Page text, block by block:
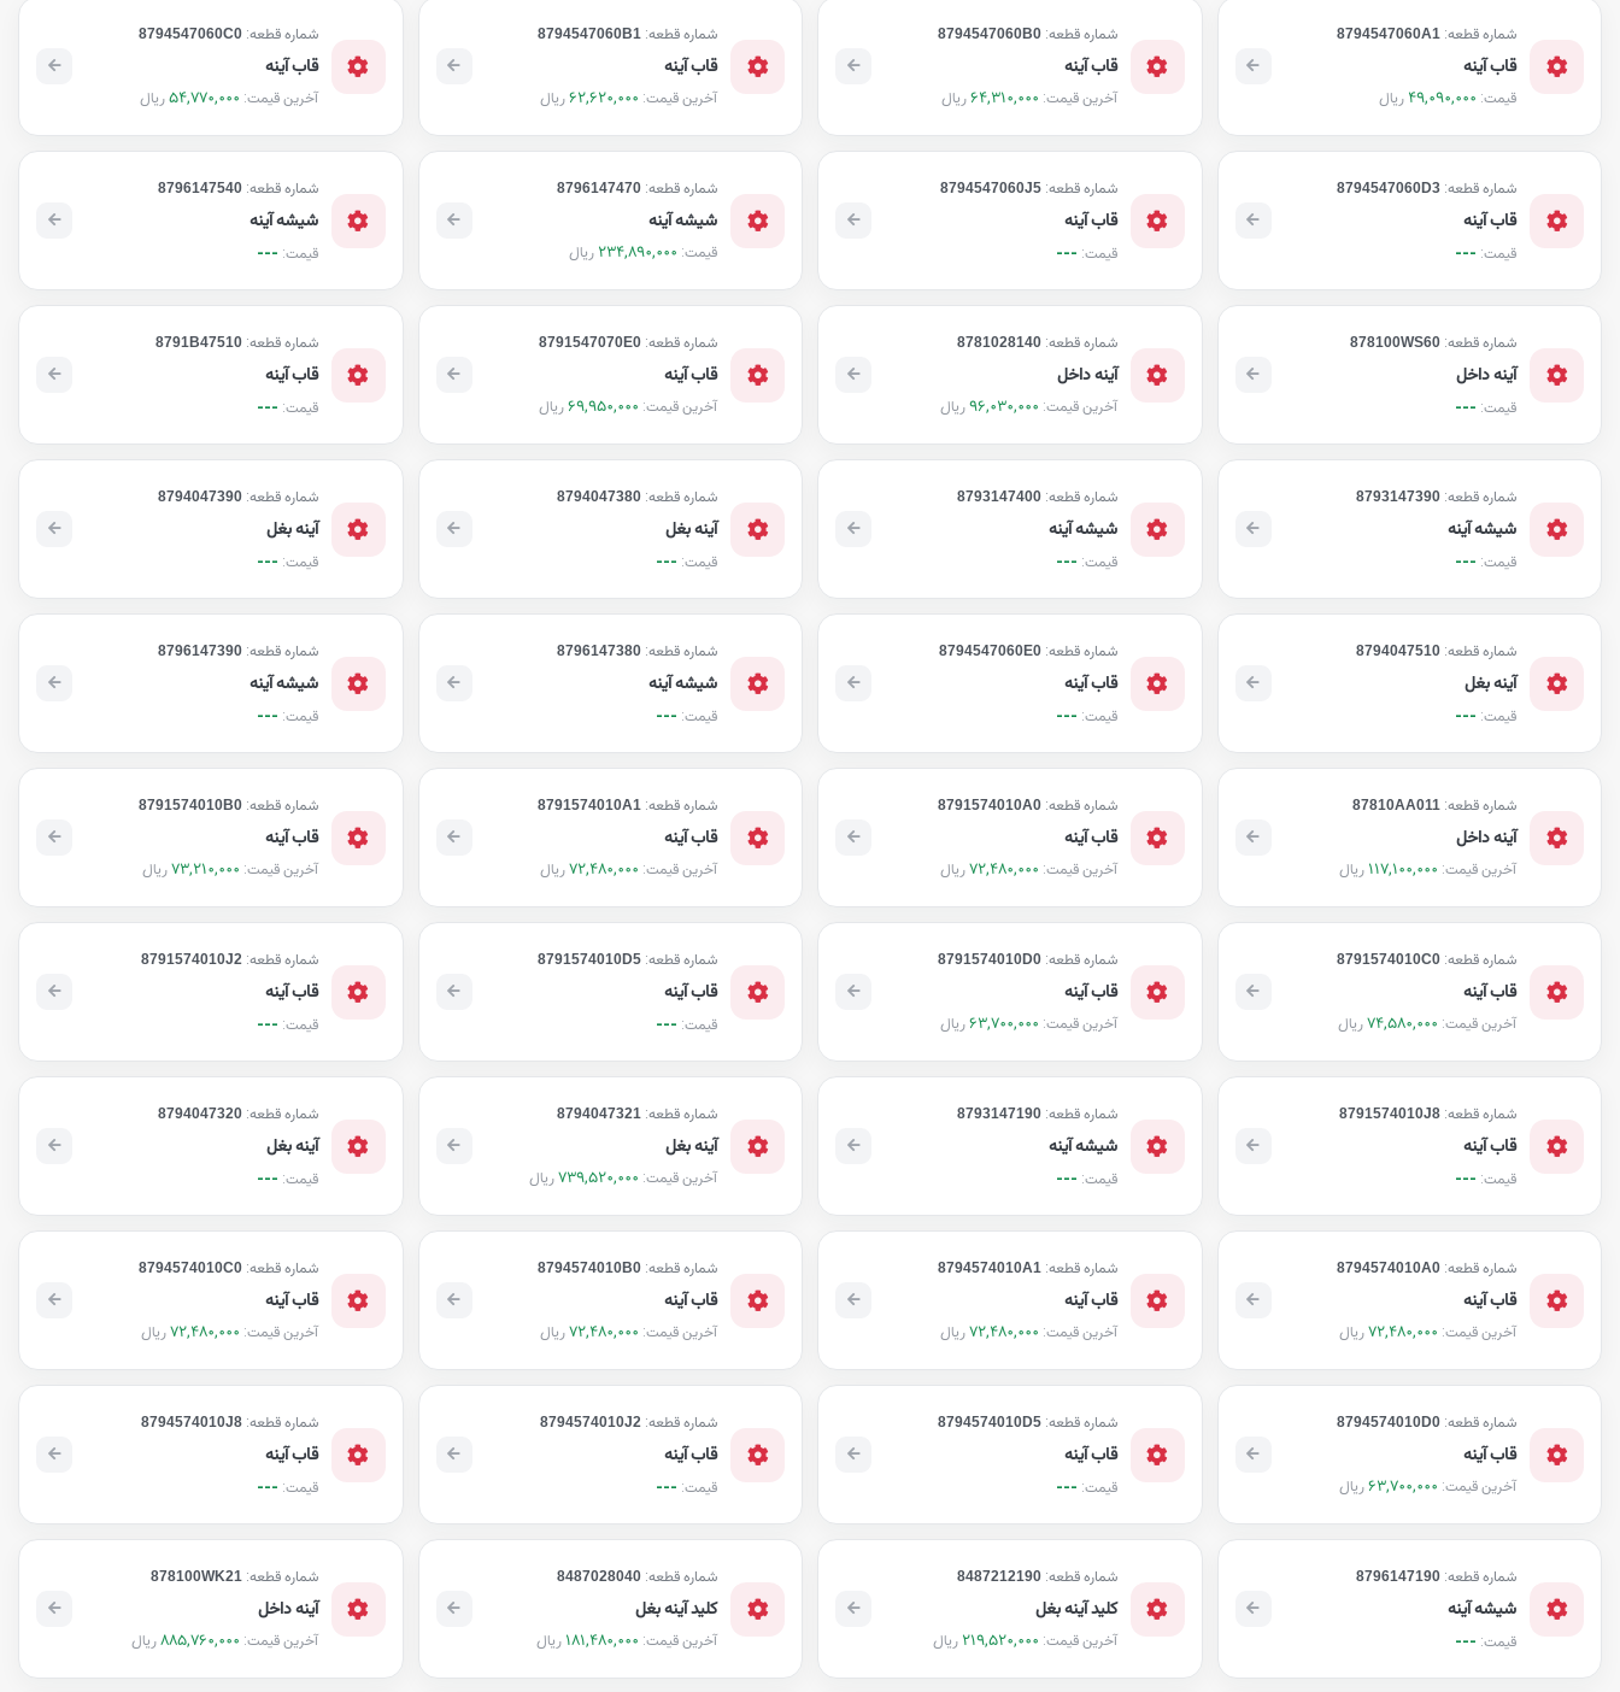
شماره قطعه: 8794547060A1
قاب آینه
قیمت: 49,090,000 ریال
شماره قطعه:8794547060B0
قاب آینه
آخرین قیمت: 64,310,000ریال
شماره قطعه: 8794547060B1
قاب آینه
آخرین قیمت: 62,620,000ریال
شماره قطعه:8794547060C0
قاب آینه
آخرین قیمت: 54,770,000ریال
شماره قطعه: 8794547060D3
قاب آینه
قیمت: ---
شماره قطعه:8794547060J5
قاب آینه
قیمت: ---
شماره قطعه: 8796147470
شیشه آینه
قیمت: 234,890,000 ریال
شماره قطعه:8796147540
شیشه آینه
قیمت: ---
شماره قطعه: 878100WS60
آینه داخل
قیمت: ---
شماره قطعه:8781028140
آینه داخل
آخرین قیمت: 96,030,000ریال
شماره قطعه: 8791547070E0
قاب آینه
آخرین قیمت: 69,950,000ریال
شماره قطعه:8791B47510
قاب آینه
قیمت: ---
شماره قطعه: 8793147390
شیشه آینه
قیمت: ---
شماره قطعه:8793147400
شیشه آینه
قیمت: ---
شماره قطعه: 8794047380
آینه بغل
قیمت: ---
شماره قطعه:8794047390
آینه بغل
قیمت: ---
شماره قطعه: 8794047510
آینه بغل
قیمت: ---
شماره قطعه:8794547060E0
قاب آینه
قیمت: ---
شماره قطعه: 8796147380
شیشه آینه
قیمت: ---
شماره قطعه:8796147390
شیشه آینه
قیمت: ---
شماره قطعه: 87810AA011
آینه داخل
آخرین قیمت: 117,100,000 ریال
شماره قطعه:8791574010A0
قاب آینه
آخرین قیمت: 72,480,000ریال
شماره قطعه: 8791574010A1
قاب آینه
آخرین قیمت: 72,480,000ریال
شماره قطعه:8791574010B0
قاب آینه
آخرین قیمت: 73,210,000ریال
شماره قطعه: 8791574010C0
قاب آینه
آخرین قیمت: 74,580,000ریال
شماره قطعه:8791574010D0
قاب آینه
آخرین قیمت: 63,700,000ریال
شماره قطعه: 8791574010D5
قاب آینه
قیمت: ---
شماره قطعه: 8791574010J2
قاب آینه
قیمت: ---
شماره قطعه: 8791574010J8
قاب آینه
قیمت: ---
شماره قطعه:8793147190
شیشه آینه
قیمت: ---
شماره قطعه: 8794047321
آینه بغل
آخرین قیمت: 739,520,000ریال
شماره قطعه:8794047320
آینه بغل
قیمت: ---
شماره قطعه: 8794574010A0
قاب آینه
آخرین قیمت: 72,480,000ریال
شماره قطعه: 8794574010A1
قاب آینه
آخرین قیمت: 72,480,000ریال
شماره قطعه: 8794574010B0
قاب آینه
آخرین قیمت: 72,480,000ریال
شماره قطعه:8794574010C0
قاب آینه
آخرین قیمت: 72,480,000ریال
شماره قطعه: 8794574010D0
قاب آینه
آخرین قیمت: 63,700,000ریال
شماره قطعه:8794574010D5
قاب آینه
قیمت: ---
شماره قطعه: 8794574010J2
قاب آینه
قیمت: ---
شماره قطعه:8794574010J8
قاب آینه
قیمت: ---
شماره قطعه: 8796147190
شیشه آینه
قیمت: ---
شماره قطعه:8487212190
کلید آینه بغل
آخرین قیمت: 219,520,000 ریال
شماره قطعه: 8487028040
کلید آینه بغل
آخرین قیمت: 181,480,000 ریال
شماره قطعه: 878100WK21
آینه داخل
آخرین قیمت: 885,760,000ریال